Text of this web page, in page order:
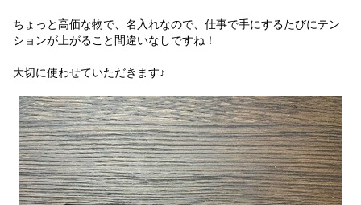
ちょっと高価な物で、名入れなので、仕事で手にするたびにテン
ションが上がること間違いなしですね！
大切に使わせていただきます♪